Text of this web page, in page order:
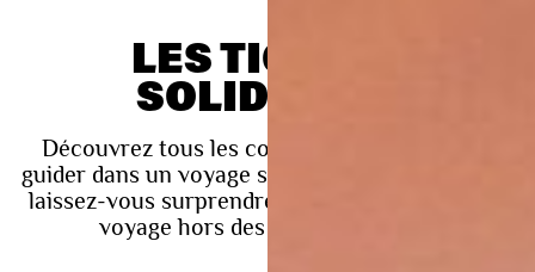
LES TICKETS
SOLIDAIRES
Découvrez tous les concerts et laissez-vous
guider dans un voyage sonore. Ouvrez vos sens,
laissez-vous surprendre et embarquez pour un
voyage hors des sentiers battus !